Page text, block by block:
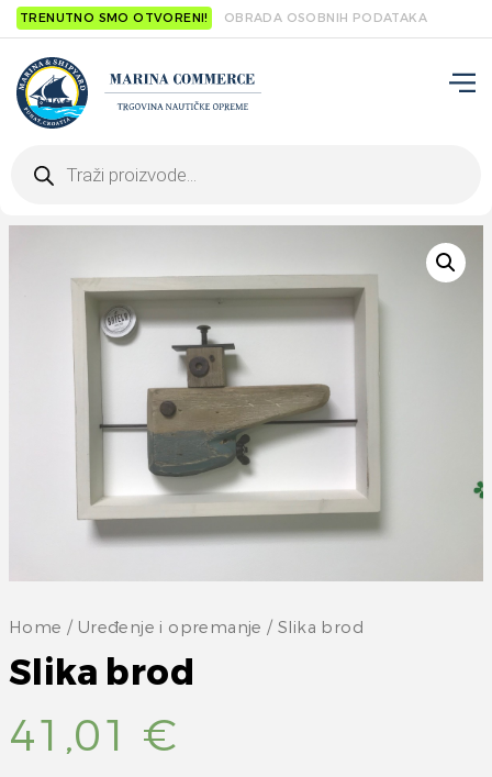
TRENUTNO SMO OTVORENI! OBRADA OSOBNIH PODATAKA
search
Home / Uređenje i opremanje / Slika brod
Slika brod
41,01 €